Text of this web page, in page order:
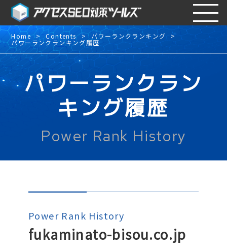
Home Contents パワーランクランキング
パワーランクランキング履歴
パワーランクラン
キング履歴
Power Rank History
Power Rank History
fukaminato-bisou.co.jp